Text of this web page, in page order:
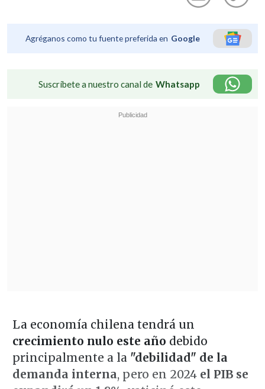
Agréganos como tu fuente preferida en Google
Suscríbete a nuestro canal de Whatsapp
La economía chilena tendrá un
crecimiento nulo este año debido
principalmente a la "debilidad" de la
demanda interna, pero en 2024el PIB se